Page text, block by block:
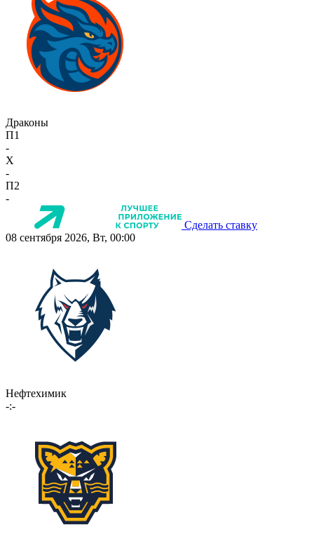
Драконы
П1
-
X
-
П2
-
Сделать ставку
08 сентября 2026, Вт, 00:00
Нефтехимик
-:-